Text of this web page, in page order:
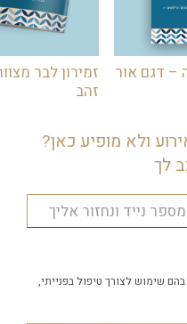
– דגם אור
זמירון לבר
זהב
ולא מופיע כאן?
לך
שימוש לצורך טיפול בפנייתי,